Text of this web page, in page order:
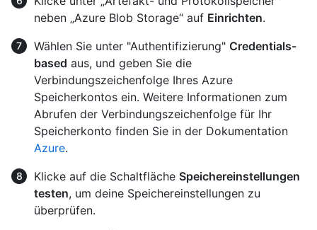
neben „Azure Blob Storage“ auf Einrichten.
Wählen Sie unter "Authentifizierung" Credentials-
based aus, und geben Sie die
Verbindungszeichenfolge Ihres Azure
Speicherkontos ein. Weitere Informationen zum
Abrufen der Verbindungszeichenfolge für Ihr
Speicherkonto finden Sie in der Dokumentation
Azure.
Klicke auf die Schaltfläche Speichereinstellungen
testen, um deine Speichereinstellungen zu
überprüfen.